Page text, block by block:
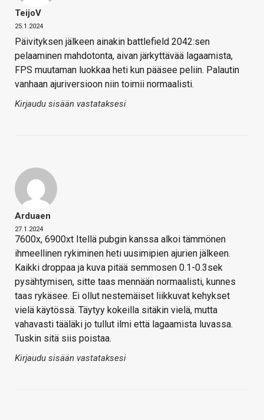
TeijoV
25.1.2024
Päivityksen jälkeen ainakin battlefield 2042:sen
pelaaminen mahdotonta, aivan järkyttävää lagaamista,
FPS muutaman luokkaa heti kun pääsee peliin. Palautin
vanhaan ajuriversioon niin toimii normaalisti.
Kirjaudu sisään vastataksesi
Arduaen
27.1.2024
7600x, 6900xt Itellä pubgin kanssa alkoi tämmönen
ihmeellinen rykiminen heti uusimipien ajurien jälkeen.
Kaikki droppaa ja kuva pitää semmosen 0.1-0.3sek
pysähtymisen, sitte taas mennään normaalisti, kunnes
taas rykäsee. Ei ollut nestemäiset liikkuvat kehykset
vielä käytössä. Täytyy kokeilla sitäkin vielä, mutta
vahavasti tääläki jo tullut ilmi että lagaamista luvassa.
Tuskin sitä siis poistaa.
Kirjaudu sisään vastataksesi